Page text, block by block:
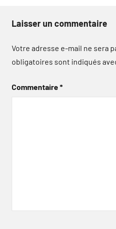
Laisser un commentaire
Votre adresse e-mail ne sera
obligatoires sont indiqués
Commentaire*